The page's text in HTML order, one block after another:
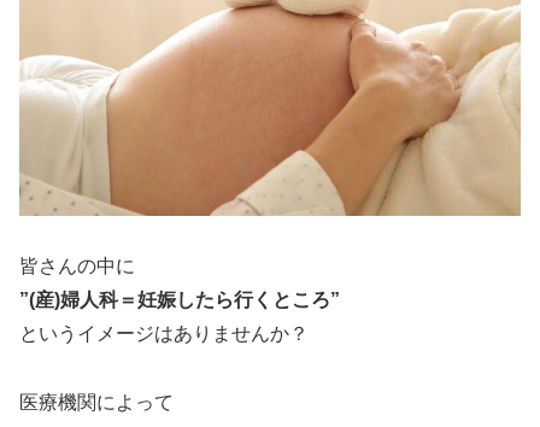
皆さんの中に
”(産)婦人科＝妊娠したら行くところ”
というイメージはありませんか？
医療機関によって